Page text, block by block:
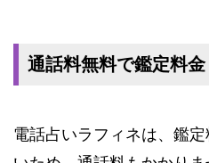
通話料無料で鑑定料
電話占いラフィネは、鑑